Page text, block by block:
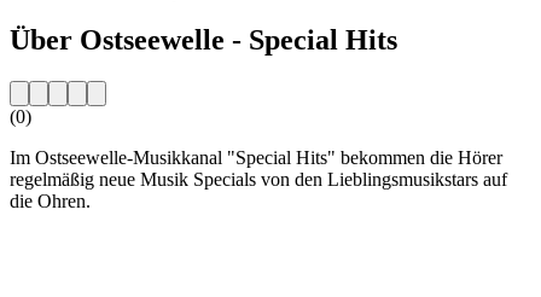
Über Ostseewelle - Special Hits
(0)
Im Ostseewelle-Musikkanal "Special Hits" bekommen die Hörer
regelmäßig neue Musik Specials von den Lieblingsmusikstars auf
die Ohren.